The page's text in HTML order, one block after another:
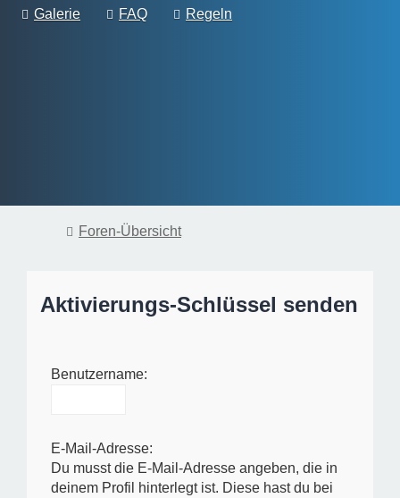
Galerie FAQ Regeln
Foren-Übersicht
Aktivierungs-Schlüssel senden
Benutzername:
E-Mail-Adresse:
Du musst die E-Mail-Adresse angeben, die in
deinem Profil hinterlegt ist. Diese hast du bei